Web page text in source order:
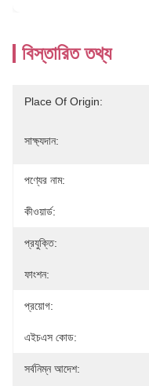
বিস্তারিত তথ্য
Place Of Origin:
সাক্ষ্যদান:
পণ্যের নাম:
কীওয়ার্ড:
প্রযুক্তি:
ফাংশন:
প্রয়োগ:
এইচএস কোড:
সর্বনিম্ন আদেশ: